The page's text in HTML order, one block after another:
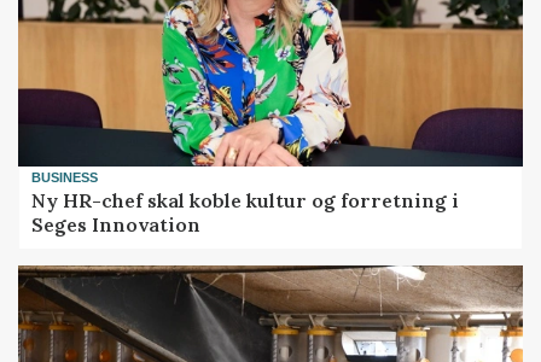
BUSINESS
Ny HR-chef skal koble kultur og forretning i
Seges Innovation